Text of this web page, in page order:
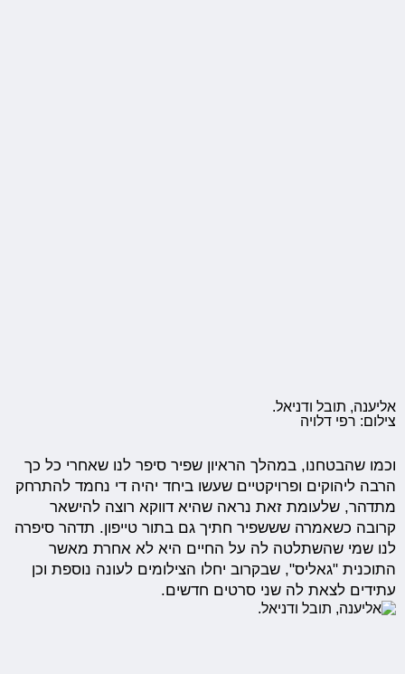
אליענה, תובל ודניאל.
צילום: רפי דלויה
וכמו שהבטחנו, במהלך הראיון שפיר סיפר לנו שאחרי כל כך
הרבה ליהוקים ופרויקטיים שעשו ביחד יהיה די נחמד להתרחק
מתדהר, שלעומת זאת נראה שהיא דווקא רוצה להישאר
קרובה כשאמרה שששפיר חתיך גם בתור טייפון. תדהר סיפרה
לנו שמי שהשתלטה לה על החיים היא לא אחרת מאשר
התוכנית "גאליס", שבקרוב יחלו הצילומים לעונה נוספת וכן
עתידים לצאת לה שני סרטים חדשים.